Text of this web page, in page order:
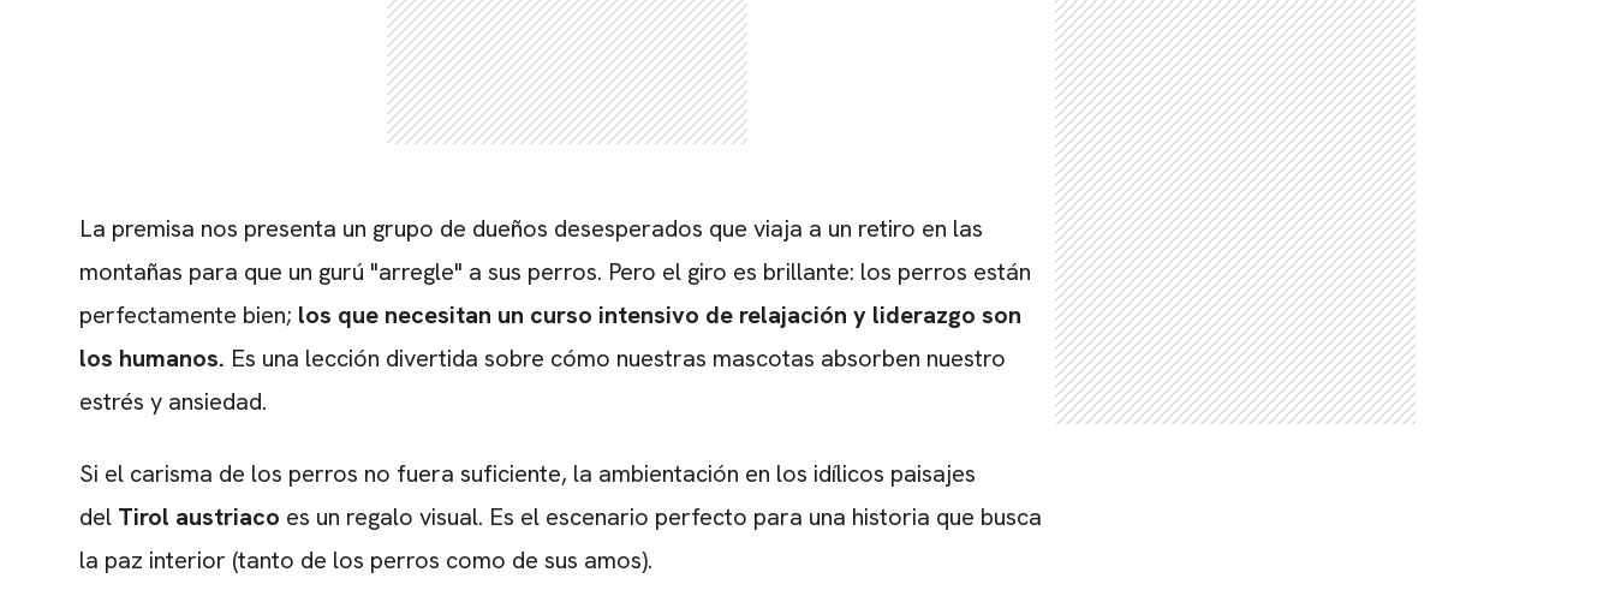
La premisa nos presenta un grupo de dueños desesperados que viaja a un retiro en las
montañas para que un gurú "arregle" a sus perros. Pero el giro es brillante: los perros están
perfectamente bien; los que necesitan un curso intensivo de relajación y liderazgo son
los humanos. Es una lección divertida sobre cómo nuestras mascotas absorben nuestro
estrés y ansiedad.
Si el carisma de los perros no fuera suficiente, la ambientación en los idílicos paisajes
del Tirol austriaco es un regalo visual. Es el escenario perfecto para una historia que busca
la paz interior (tanto de los perros como de sus amos).